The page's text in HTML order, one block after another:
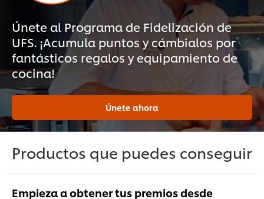
Únete al Programa de Fidelización de
UFS. ¡Acumula puntos y cámbialos por
fantásticos regalos y equipamiento de
cocina!
Únete ahora
Productos que puedes conseguir
Empieza a obtener tus premios desde